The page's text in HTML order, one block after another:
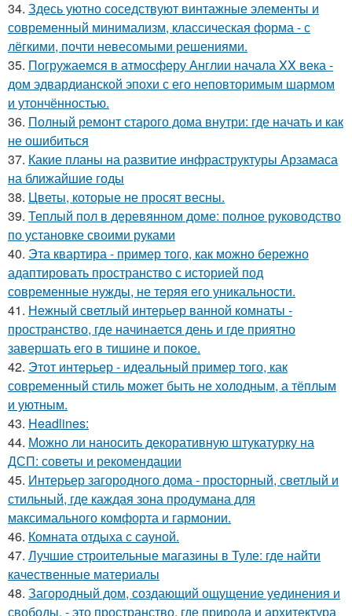
34. Здесь уютно соседствуют винтажные элементы и
современный минимализм, классическая форма - с
лёгкими, почти невесомыми решениями.
35. Погружаемся в атмосферу Англии начала XX века -
дом эдвардианской эпохи с его неповторимым шармом
и утончённостью.
36. Полный ремонт старого дома внутри: где начать и как
не ошибиться
37. Какие планы на развитие инфраструктуры Арзамаса
на ближайшие годы
38. Цветы, которые не просят весны.
39. Теплый пол в деревянном доме: полное руководство
по установке своими руками
40. Эта квартира - пример того, как можно бережно
адаптировать пространство с историей под
современные нужды, не теряя его уникальности.
41. Нежный светлый интерьер ванной комнаты -
пространство, где начинается день и где приятно
завершать его в тишине и покое.
42. Этот интерьер - идеальный пример того, как
современный стиль может быть не холодным, а тёплым
и уютным.
43. Headlines:
44. Можно ли наносить декоративную штукатурку на
ДСП: советы и рекомендации
45. Интерьер загородного дома - просторный, светлый и
стильный, где каждая зона продумана для
максимального комфорта и гармонии.
46. Комната отдыха с сауной.
47. Лучшие строительные магазины в Туле: где найти
качественные материалы
48. Загородный дом, создающий ощущение уединения и
свободы, - это пространство, где природа и архитектура